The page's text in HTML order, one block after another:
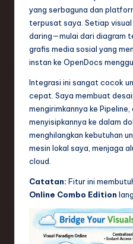
yang serbaguna dan
terpusat saya. Setiap
daring—mulai dari diagram
grafis media sosial yang
instan ke OpenDocs
Integrasi ini sangat cocok
cepat. Saya membuat
mengirimkannya ke Pipeline,
menyisipkannya ke dalam
menghilangkan kebutuhan
mesin lokal saya, menjaga
cloud.
Catatan: Fitur ini
Online Combo Edition